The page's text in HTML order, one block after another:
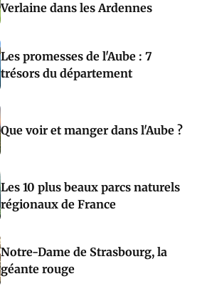
Verlaine dans les Ardennes
Les promesses de l'Aube : 7
trésors du département
Que voir et manger dans l'Aube ?
Les 10 plus beaux parcs naturels
régionaux de France
Notre-Dame de Strasbourg, la
géante rouge